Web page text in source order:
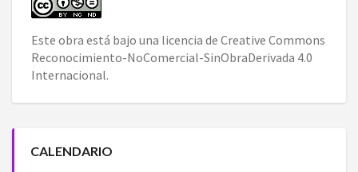
Este obra está bajo una licencia de Creative Commons
Reconocimiento-NoComercial-SinObraDerivada 4.0
Internacional.
CALENDARIO